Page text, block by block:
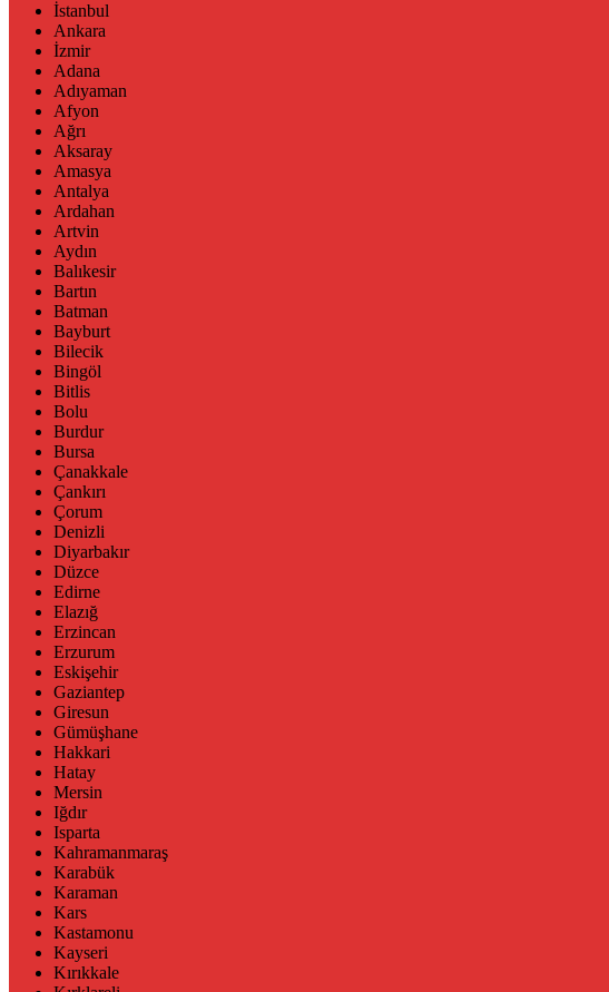
İstanbul
Ankara
İzmir
Adana
Adıyaman
Afyon
Ağrı
Aksaray
Amasya
Antalya
Ardahan
Artvin
Aydın
Balıkesir
Bartın
Batman
Bayburt
Bilecik
Bingöl
Bitlis
Bolu
Burdur
Bursa
Çanakkale
Çankırı
Çorum
Denizli
Diyarbakır
Düzce
Edirne
Elazığ
Erzincan
Erzurum
Eskişehir
Gaziantep
Giresun
Gümüşhane
Hakkari
Hatay
Mersin
Iğdır
Isparta
Kahramanmaraş
Karabük
Karaman
Kars
Kastamonu
Kayseri
Kırıkkale